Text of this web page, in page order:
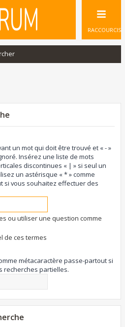
RACCOURCIS
un mot qui doit être trouvé et « - »
Insérez une liste de mots
discontinues « | » si seul un
un astérisque « * » comme
si vous souhaitez effectuer des
ou utiliser une question comme
de ces termes
métacaractère passe-partout si
recherches partielles.